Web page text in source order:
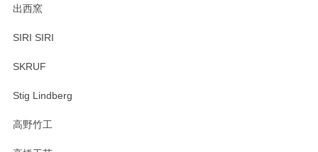
出西窯
SIRI SIRI
SKRUF
Stig Lindberg
高野竹工